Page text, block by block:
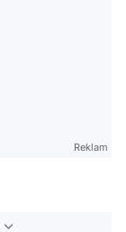
Reklam